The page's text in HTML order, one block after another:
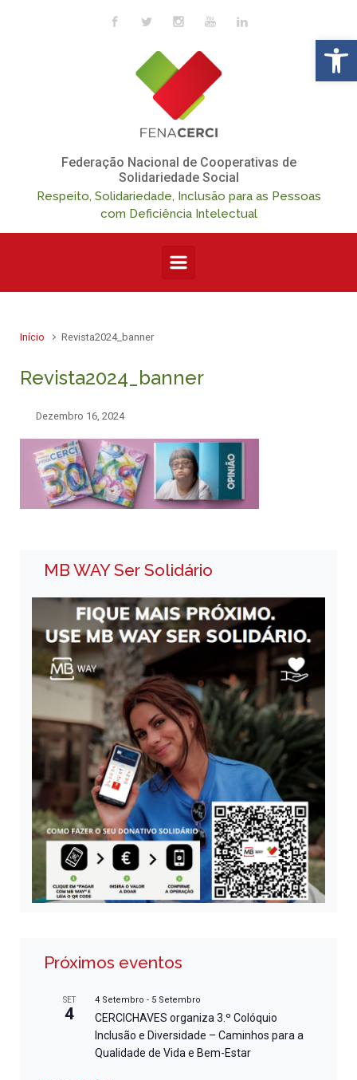
Skip to main content
Federação Nacional de Cooperativas de
Solidariedade Social
Respeito, Solidariedade, Inclusão para as Pessoas
com Deficiência Intelectual
Início Revista2024_banner
Revista2024_banner
Dezembro 16, 2024
MB WAY Ser Solidário
Próximos eventos
SET
4
4 Setembro - 5 Setembro
CERCICHAVES organiza 3.º Colóquio
Inclusão e Diversidade – Caminhos para a
Qualidade de Vida e Bem-Estar